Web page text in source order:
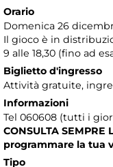
Orario
Domenica 26
Il gioco è in
9 alle 18,30 (fino ad
Biglietto d'ingresso
Attività gratuite,
Informazioni
Tel 060608 (tutti i
CONSULTA SEMPRE
programmare la tua
Tipo